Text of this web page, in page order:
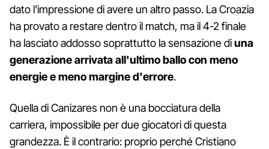
dato l'impressione di avere un altro passo. La Croazia
ha provato a restare dentro il match, ma il 4-2 finale
ha lasciato addosso soprattutto la sensazione diuna
generazione arrivata all'ultimo ballo con meno
energie e meno margine d'errore.
Quella di Canizares non è una bocciatura della
carriera, impossibile per due giocatori di questa
grandezza. È il contrario: proprio perché Cristiano